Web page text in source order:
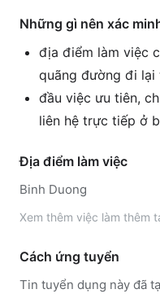
Những gì nên xác
địa điểm làm việc
quãng đường đi lại
đầu việc ưu tiên,
liên hệ trực tiếp ở
Địa điểm làm việc
Binh Duong
Xem thêm việc làm thêm
Cách ứng tuyển
Tin tuyển dụng này đã